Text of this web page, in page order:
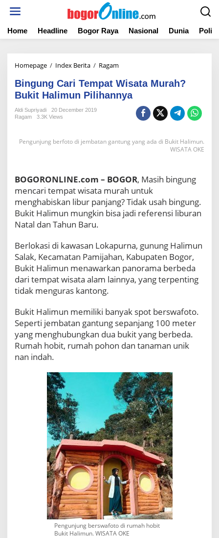
t
Home Headline Bogor Raya Nasional Dunia
Homepage / Index Berita / Ragam
n
g
u
a
e
p
a
t
s
a
t
a
M
h
?
B
u
t
H
a
l
i
m
u
n
P
i
l
i
h
a
n
n
y
a
Bingung Cari Tempat Wisata Murah?
Bukit Halimun Pilihannya
Aldi Supriyadi
20 December 2019
Ragam
3.3K Views
Pengunjung berfoto di jembatan gantung yang ada di Bukit Halimun.
WISATA OKE
BOGORONLINE.com – BOGOR, Masih bingung
mencari tempat wisata murah untuk
menghabiskan libur panjang? Tidak usah bingung.
Bukit Halimun mungkin bisa jadi referensi liburan
Natal dan Tahun Baru.
Berlokasi di kawasan Lokapurna, gunung Halimun
Salak, Kecamatan Pamijahan, Kabupaten Bogor,
Bukit Halimun menawarkan panorama berbeda
dari tempat wisata alam lainnya, yang terpenting
tidak menguras kantong.
Bukit Halimun memiliki banyak spot berswafoto.
Seperti jembatan gantung sepanjang 100 meter
yang menghubungkan dua bukit yang berbeda.
Rumah hobit, rumah pohon dan tanaman unik
nan indah.
Pengunjung berswafoto di rumah hobit
Bukit Halimun. WISATA OKE